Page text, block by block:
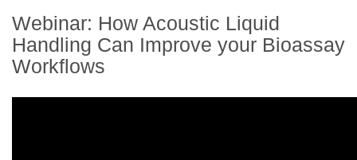
Webinar: How Acoustic Liquid
Handling Can Improve your Bioassay
Workflows